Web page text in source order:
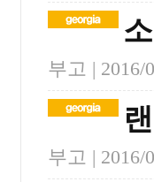
부고 | 2016/
부고 | 2016/